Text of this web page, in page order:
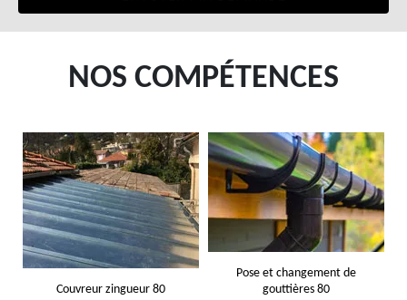
NOS COMPÉTENCES
Couvreur zingueur 80
Pose et changement de
gouttières 80